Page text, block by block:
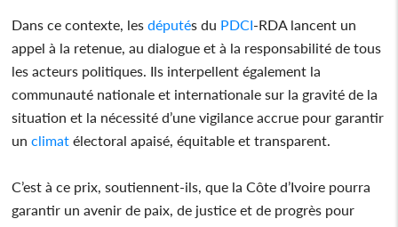
Dans ce contexte, lesdéputés du PDCI-RDA lancent un
appel à la retenue, au dialogue et à la responsabilité de tous
les acteurs politiques. Ils interpellent également la
communauté nationale et internationale sur la gravité de la
situation et la nécessité d’une vigilance accrue pour garantir
unclimat électoral apaisé, équitable et transparent.
C’est à ce prix, soutiennent-ils, que la Côte d’Ivoire pourra
garantir un avenir de paix, de justice et de progrès pour